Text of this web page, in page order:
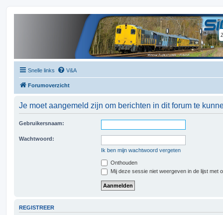
Snelle links V&A
Forumoverzicht
Je moet aangemeld zijn om berichten in dit forum te
Gebruikersnaam:
Wachtwoord:
Ik ben mijn wachtwoord vergeten
Onthouden
Mij deze sessie niet weergeven in de lijst met
REGISTREER